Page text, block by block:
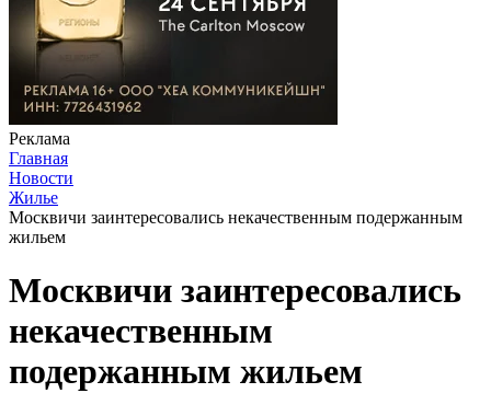
Реклама
Главная
Новости
Жилье
Москвичи заинтересовались некачественным подержанным
жильем
Москвичи заинтересовались
некачественным
подержанным жильем